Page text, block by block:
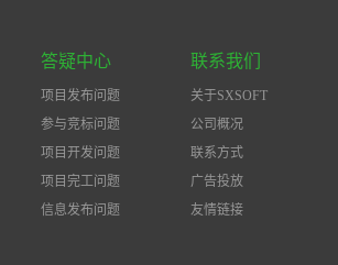
答疑中心
项目发布问题
参与竞标问题
项目开发问题
项目完工问题
信息发布问题
联系我们
关于SXSOFT
公司概况
联系方式
广告投放
友情链接